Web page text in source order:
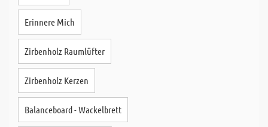
Erinnere Mich
Zirbenholz Raumlüfter
Zirbenholz Kerzen
Balanceboard - Wackelbrett